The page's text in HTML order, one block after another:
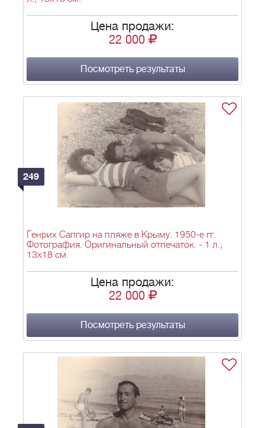
Цена продажи:
22 000
Посмотреть результаты
249
Генрих Сапгир на пляже в Крыму. 1950-е гг.
Фотография. Оригинальный отпечаток. - 1 л.;
13х18 см.
Цена продажи:
22 000
Посмотреть результаты